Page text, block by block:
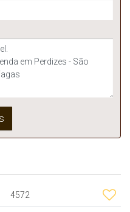
4572